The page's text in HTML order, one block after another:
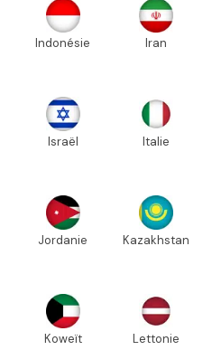
Indonésie Iran
Israël Italie
Jordanie Kazakhstan
Koweït Lettonie